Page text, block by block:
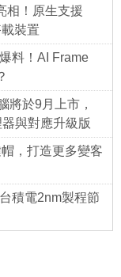
相！原生支援
裝置
料！AI Frame
將於9月上市，
與對應升級版
，打造更多變客
積電2nm製程節